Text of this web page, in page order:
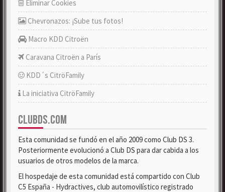
Eliminar Cookies
Chevronazos: ¡Sube tus fotos!
Macro KDD Citroën
Caravana Citroën a París
KDD´s CitröFamily
La iniciativa CitröFamily
CLUBDS.COM
Esta comunidad se fundó en el año 2009 como Club DS 3.
Posteriormente evolucionó a Club DS para dar cabida a los
usuarios de otros modelos de la marca.
El hospedaje de esta comunidad está compartido con Club
C5 España - Hydractives, club automovilístico registrado